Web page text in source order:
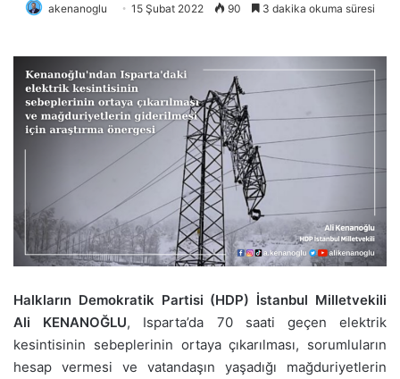
akenanoglu 15 Şubat 2022 90 3 dakika okuma süresi
Halkların Demokratik Partisi (HDP) İstanbul Milletvekili
Ali KENANOĞLU, Isparta’da 70 saati geçen elektrik
kesintisinin sebeplerinin ortaya çıkarılması, sorumluların
hesap vermesi ve vatandaşın yaşadığı mağduriyetlerin